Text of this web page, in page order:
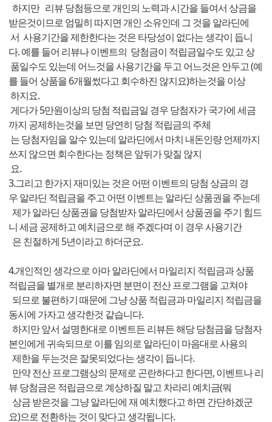
하지만 리뷰 당첨등으로 개인의 노력과 시간을 들여서 상금을
받은것이므로 엄밀히 따지면 개인 소유인데 그 것을 알라딘에
서 사용기간을 제한한다는 것은 타당성이 없다는 생각이 듭니
다. 예를 들어 리뷰나 이벤트의 당첨금이 적립금일수도 있고 상
품일수도 있는데 어느것을 사용기간을 두고 어느것은 안두고 (예
를 들어 상품을 6개월썼다고 회수하진 않지요)하는것을 이상
하지요.
게다가 5만원이상의 당첨 적립금일 경우 당첨자가 국가에 세금
까지 공제하는것을 보면 당연히 당첨 적립금의 주체
는 당첨자임을 알수 있는데 알라딘에서 마치 내돈인량 언제까지
쓰지 않으면 회수한다는 정책은 앞뒤가 맞질 않지
요.
3.그리고 한가지 재미있는 것은 어떤 이벤트의 당첨 상금의 경
우 알라딘 적립금을 주고 어떤 이벤트는 알라딘 상품권을 주는데
제가 알라딘 상품권을 당첨받자 알라딘에서 상품권을 주기 힘드
니 세금 공제하고 예치금으로 해 주겠다며 이 경우 사용기간
은 친절하게 5년이라고 하더군요.
4.개인적인 생각으로 아마 알라딘에서 마일리지 적립금과 상품
적립금을 별개로 분리하자면 분면이 전산 프로그램을 고쳐야
되므로 불편하기 때문에 그냥 상품 적립금과 마일리지 적립금을
동시에 가자고 생각한것 같습니다.
하지만 앞서 설명한대로 이벤트든 리뷰든 해당 당첨금을 당첨자
본인에게 귀속되므로 이를 임의로 알라딘이 마음대로 사용의
제한을 두는것은 잘못되었다는 생각이 듭니다.
만약 전산 프로그램상의 문제로 곤란하다고 한다면, 이벤트나 리
뷰 당첨금은 적립금으로 계상하질 말고 차라리 예치금(뭐
상금 받은것을 그냥 알라딘에 재 예치했다고 하면 간단하겠군
요)으로 전환하는 것이 맞다고 생각됩니다.